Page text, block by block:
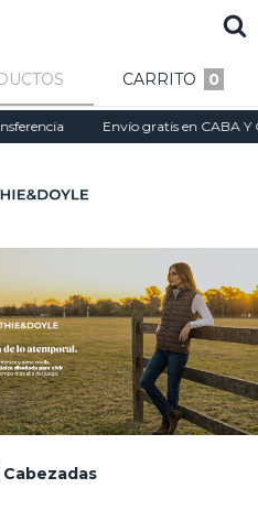
CARRITO 0
Envío gratis en CABA Y
Cabezadas